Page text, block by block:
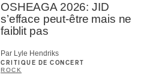
OSHEAGA 2026: JID
s’efface peut-être mais ne
faiblit pas
Par Lyle Hendriks
CRITIQUE DE CONCERT
ROCK